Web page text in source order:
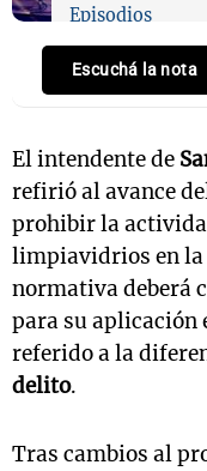
Episodios
Escuchá la nota
El intendente de
refirió al avance
prohibir la
limpiavidrios en
normativa deberá
para su aplicación
referido a la
delito.
Tras cambios al